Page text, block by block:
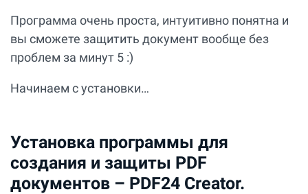
Программа очень проста, интуитивно понятна и
вы сможете защитить документ вообще без
проблем за минут 5 :)
Начинаем с установки…
Установка программы для
создания и защиты PDF
документов – PDF24 Creator.